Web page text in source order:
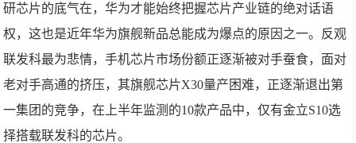
研芯片的底气在，华为才能始终把握芯片产业链的绝对话语
权，这也是近年华为旗舰新品总能成为爆点的原因之一。反观
联发科最为悲情，手机芯片市场份额正逐渐被对手蚕食，面对
老对手高通的挤压，其旗舰芯片X30量产困难，正逐渐退出第
一集团的竞争，在上半年监测的10款产品中，仅有金立S10选
择搭载联发科的芯片。